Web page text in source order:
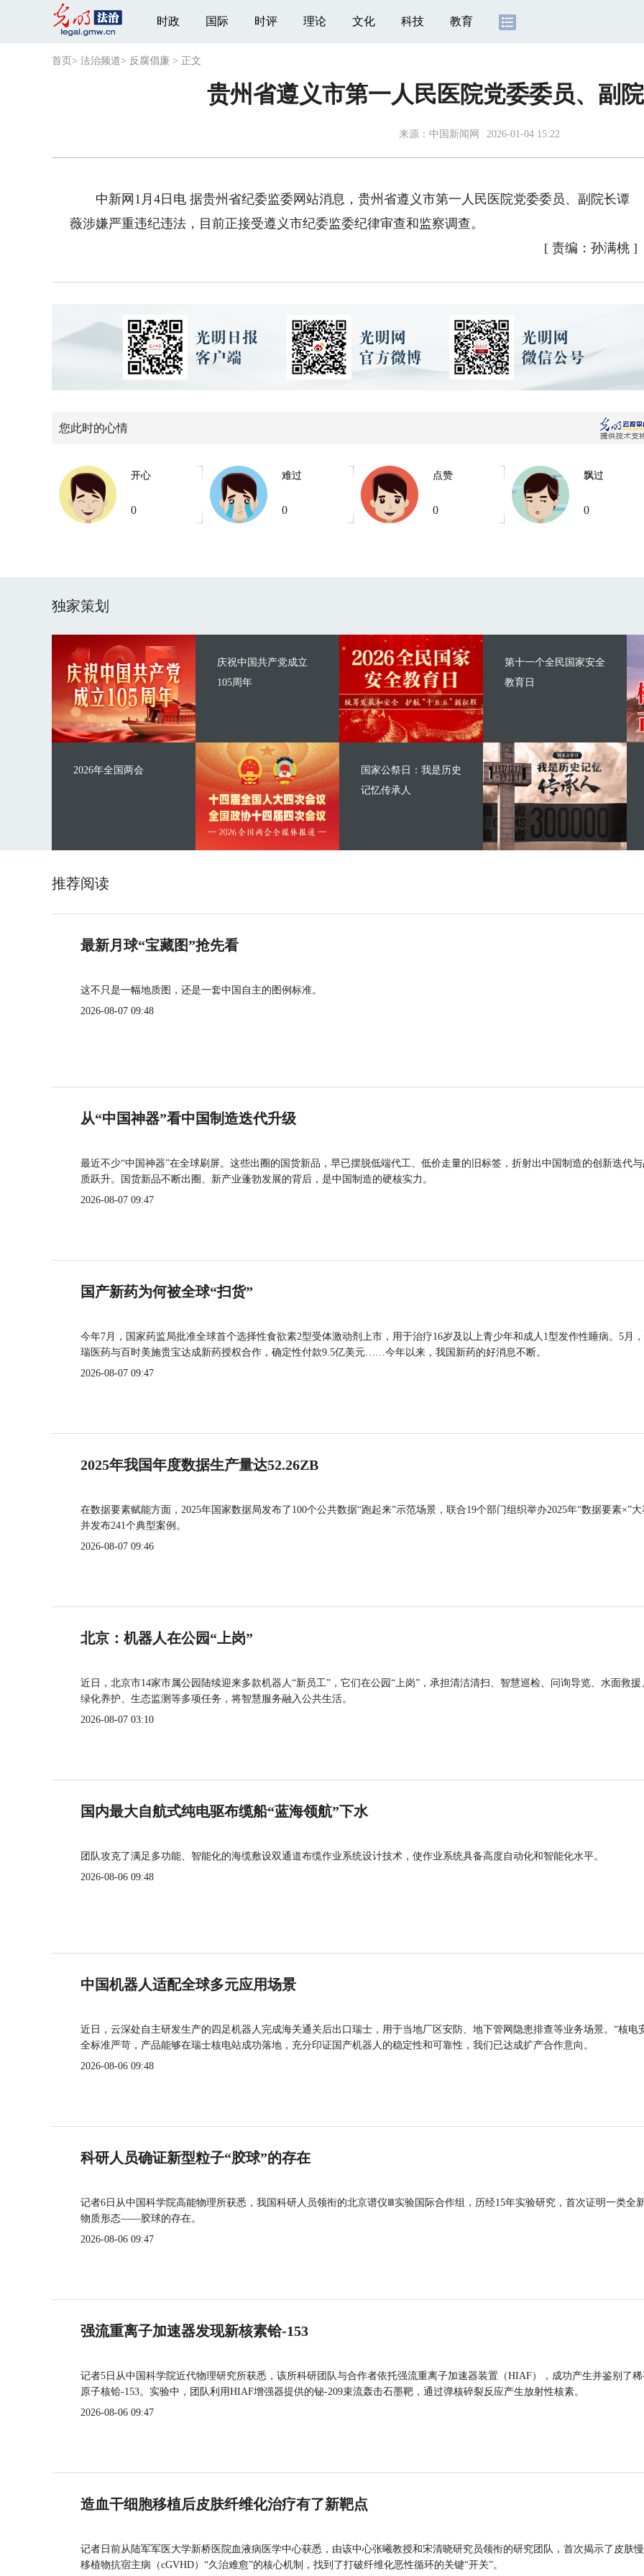
时政 国际 时评 理论 文化 科技 教育
首页 > 法治频道> 反腐倡廉 > 正文
贵州省遵义市第一人民医院党委委员、副
来源： 中国新闻网 2026-01-04 15:22
中新网1月4日电 据贵州省纪委监委网站消息，贵州省遵义市第一人民医院党委委员、副院长谭
薇涉嫌严重违纪违法，目前正接受遵义市纪委监委纪律审查和监察调查。
[ 责编：孙满桃 ]
您此时的心情
开心
0
难过
0
点赞
0
飘过
0
独家策划
庆祝中国共产党成立
105周年
2026年全国两会
第十一个全民国家安全
教育日
国家公祭日：我是历史
记忆传承人
推荐阅读
最新月球“宝藏图”抢先看
这不只是一幅地质图，还是一套中国自主的图例标准。
2026-08-07 09:48
从“中国神器”看中国制造迭代升级
最近不少“中国神器”在全球刷屏。这些出圈的国货新品，早已摆脱低端代工、低价走量的旧标签，折射出中国制造的创新迭代
质跃升。国货新品不断出圈、新产业蓬勃发展的背后，是中国制造的硬核实力。
2026-08-07 09:47
国产新药为何被全球“扫货”
今年7月，国家药监局批准全球首个选择性食欲素2型受体激动剂上市，用于治疗16岁及以上青少年和成人1型发作性睡病。5月
瑞医药与百时美施贵宝达成新药授权合作，确定性付款9.5亿美元……今年以来，我国新药的好消息不断。
2026-08-07 09:47
2025年我国年度数据生产量达52.26ZB
在数据要素赋能方面，2025年国家数据局发布了100个公共数据“跑起来”示范场景，联合19个部门组织举办2025年“数据要素×”大
并发布241个典型案例。
2026-08-07 09:46
北京：机器人在公园“上岗”
近日，北京市14家市属公园陆续迎来多款机器人“新员工”，它们在公园“上岗”，承担清洁清扫、智慧巡检、问询导览、水面救援
绿化养护、生态监测等多项任务，将智慧服务融入公共生活。
2026-08-07 03:10
国内最大自航式纯电驱布缆船“蓝海领航”下水
团队攻克了满足多功能、智能化的海缆敷设双通道布缆作业系统设计技术，使作业系统具备高度自动化和智能化水平。
2026-08-06 09:48
中国机器人适配全球多元应用场景
近日，云深处自主研发生产的四足机器人完成海关通关后出口瑞士，用于当地厂区安防、地下管网隐患排查等业务场景。“核电
全标准严苛，产品能够在瑞士核电站成功落地，充分印证国产机器人的稳定性和可靠性，我们已达成扩产合作意向。
2026-08-06 09:48
科研人员确证新型粒子“胶球”的存在
记者6日从中国科学院高能物理所获悉，我国科研人员领衔的北京谱仪Ⅲ实验国际合作组，历经15年实验研究，首次证明一类全
物质形态——胶球的存在。
2026-08-06 09:47
强流重离子加速器发现新核素铪-153
记者5日从中国科学院近代物理研究所获悉，该所科研团队与合作者依托强流重离子加速器装置（HIAF），成功产生并鉴别了
原子核铪-153。实验中，团队利用HIAF增强器提供的铋-209束流轰击石墨靶，通过弹核碎裂反应产生放射性核素。
2026-08-06 09:47
造血干细胞移植后皮肤纤维化治疗有了新靶点
记者日前从陆军军医大学新桥医院血液病医学中心获悉，由该中心张曦教授和宋清晓研究员领衔的研究团队，首次揭示了皮肤
移植物抗宿主病（cGVHD）“久治难愈”的核心机制，找到了打破纤维化恶性循环的关键“开关”。